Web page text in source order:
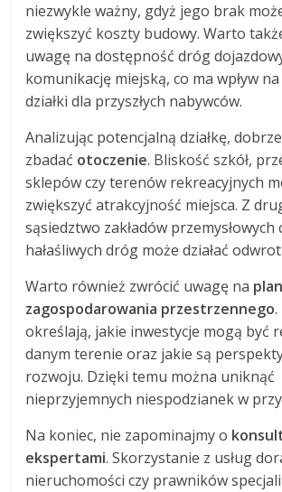
niezwykle ważny, gdyż jego brak
zwiększyć koszty budowy. Warto
uwagę na dostępność dróg
komunikację miejską, co ma wpływ
działki dla przyszłych nabywców.
Analizując potencjalną działkę,
zbadać otoczenie. Bliskość szkół,
sklepów czy terenów rekreacyjnych
zwiększyć atrakcyjność miejsca. Z
sąsiedztwo zakładów przemysłowych
hałaśliwych dróg może działać
Warto również zwrócić uwagę na
zagospodarowania przestrzennego
określają, jakie inwestycje mogą być
danym terenie oraz jakie są
rozwoju. Dzięki temu można uniknąć
nieprzyjemnych niespodzianek w
Na koniec, nie zapominajmy o
ekspertami. Skorzystanie z usług
nieruchomości czy prawników